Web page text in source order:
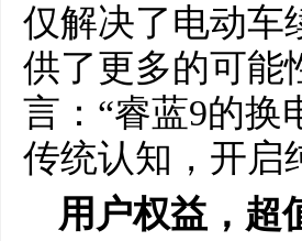
仅解决了电动车
供了更多的可能
言：“睿蓝9的换
传统认知，开启
用户权益，超